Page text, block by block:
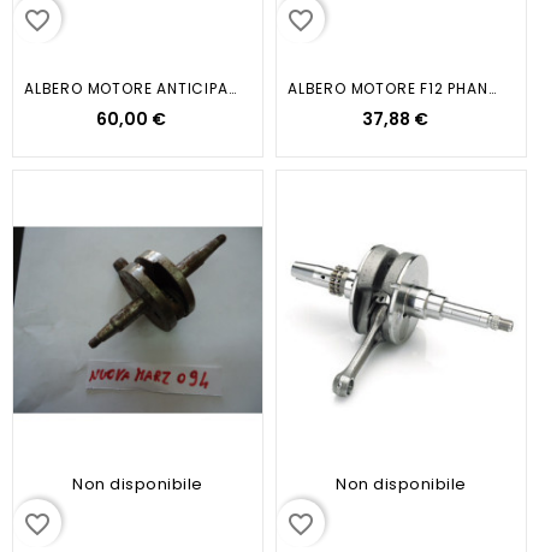
favorite_border
ALBERO MOTORE ANTICIPATO VESPA 50
60,00 €
favorite_border
ALBERO MOTORE F12 PHANTOM...
37,88 €
Non disponibile
favorite_border
Non disponibile
favorite_border